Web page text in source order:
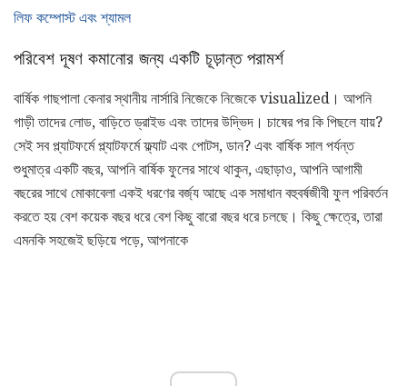
লিফ কম্পোস্ট এবং শ্যামল
পরিবেশ দূষণ কমানোর জন্য একটি চূড়ান্ত পরামর্শ
বার্ষিক গাছপালা কেনার স্থানীয় নার্সারি নিজেকে নিজেকে visualized। আপনি
গাড়ী তাদের লোড, বাড়িতে ড্রাইভ এবং তাদের উদ্ভিদ। চাষের পর কি পিছলে যায়?
সেই সব প্ল্যাটফর্মে প্ল্যাটফর্মে ফ্ল্যাট এবং পোটস, ডান? এবং বার্ষিক সাল পর্যন্ত
শুধুমাত্র একটি বছর, আপনি বার্ষিক ফুলের সাথে থাকুন, এছাড়াও, আপনি আগামী
বছরের সাথে মোকাবেলা একই ধরণের বর্জ্য আছে এক সমাধান বহুবর্ষজীবী ফুল পরিবর্তন
করতে হয় বেশ কয়েক বছর ধরে বেশ কিছু বারো বছর ধরে চলছে। কিছু ক্ষেত্রে, তারা
এমনকি সহজেই ছড়িয়ে পড়ে, আপনাকে